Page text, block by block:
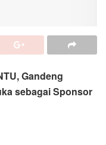
Gandeng
sebagai Sponsor